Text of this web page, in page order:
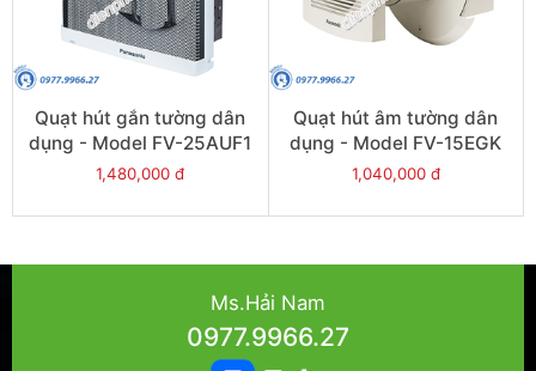
Quạt hút gắn tường dân
dụng - Model FV-25AUF1
1,480,000 đ
Quạt hút âm tường dân
dụng - Model FV-15EGK
1,040,000 đ
Ms.Hải Nam
0977.9966.27